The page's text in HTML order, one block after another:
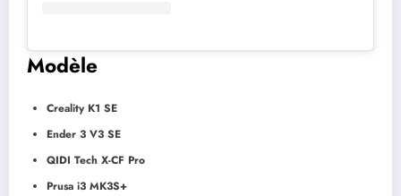
Modèle
Creality K1 SE
Ender 3 V3 SE
QIDI Tech X-CF Pro
Prusa i3 MK3S+